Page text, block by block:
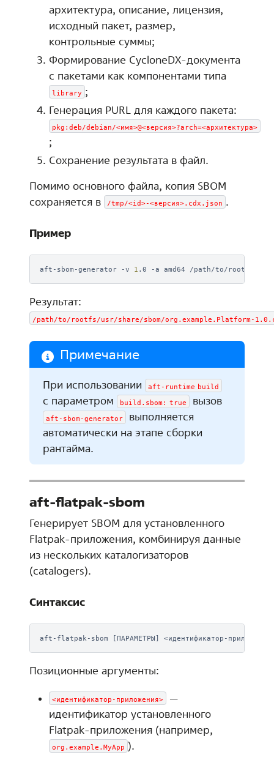
архитектура, описание, лицензия,
исходный пакет, размер,
контрольные суммы;
Формирование CycloneDX-документа
с пакетами как компонентами типа
library ;
Генерация PURL для каждого пакета:
pkg:deb/debian/<имя>@<версия>?arch=<архитектура>
;
Сохранение результата в файл.
Помимо основного файла, копия SBOM
сохраняется в
/tmp/<id>-<версия>.cdx.json
Пример
aft-sbom-generator -v 1 .0 -a amd64 /path/to/rootfs
Результат:
/path/to/rootfs/usr/share/sbom/org.example.Platform-
Примечание
При использовании aft-runtime build
с параметром build.sbom: true вызов
aft-sbom-generator
выполняется
автоматически на этапе сборки
рантайма.
aft-flatpak-sbom
Генерирует SBOM для установленного
Flatpak-приложения, комбинируя данные
из нескольких каталогизаторов
(catalogers).
Синтаксис
Позиционные аргументы:
<идентификатор-приложения>
—
идентификатор установленного
Flatpak-приложения (например,
org.example.MyApp ).